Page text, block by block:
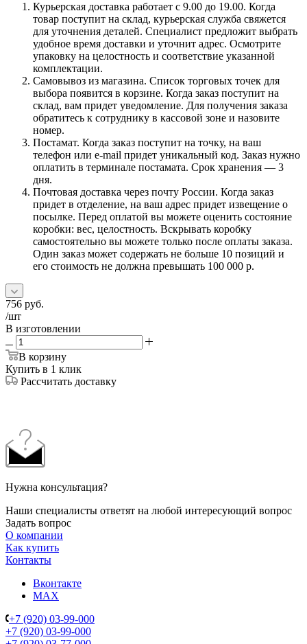
Курьерская доставка работает с 9.00 до 19.00. Когда
товар поступит на склад, курьерская служба свяжется
для уточнения деталей. Специалист предложит выбрать
удобное время доставки и уточнит адрес. Осмотрите
упаковку на целостность и соответствие указанной
комплектации.
Самовывоз из магазина. Список торговых точек для
выбора появится в корзине. Когда заказ поступит на
склад, вам придет уведомление. Для получения заказа
обратитесь к сотруднику в кассовой зоне и назовите
номер.
Постамат. Когда заказ поступит на точку, на ваш
телефон или e-mail придет уникальный код. Заказ нужно
оплатить в терминале постамата. Срок хранения — 3
дня.
Почтовая доставка через почту России. Когда заказ
придет в отделение, на ваш адрес придет извещение о
посылке. Перед оплатой вы можете оценить состояние
коробки: вес, целостность. Вскрывать коробку
самостоятельно вы можете только после оплаты заказа.
Один заказ может содержать не больше 10 позиций и
его стоимость не должна превышать 100 000 р.
756 руб.
/шт
В изготовлении
В корзину
Купить в 1 клик
Рассчитать доставку
Нужна консультация?
Наши специалисты ответят на любой интересующий вопрос
Задать вопрос
О компании
Как купить
Контакты
Вконтакте
MAX
+7 (920) 03-99-000
+7 (920) 03-99-000